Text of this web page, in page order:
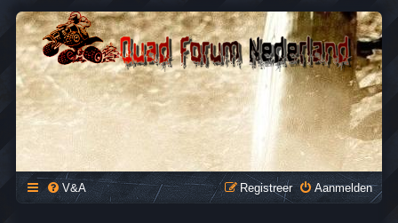
QUAD FORUM NEDERLAND
Het Quad Forum van Nederland en Vlaanderen, voor al je
vragen en antwoorden over Quads en ATV's.
V&A Aanmelden
Registreer